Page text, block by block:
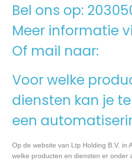
Bel ons op:
Meer informatie
Of mail naar:
Voor welke
diensten kan je
een
Op de website van Ltp Holding B.V. in
welke producten en diensten er onder